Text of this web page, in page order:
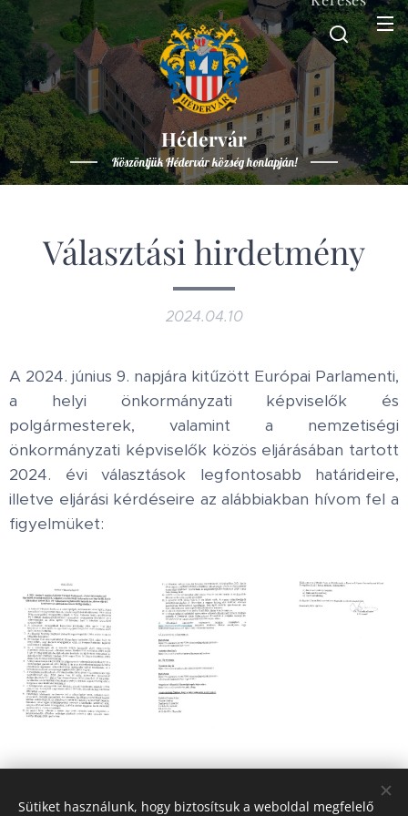
Hédervár
Köszöntjük Hédervár község honlapján!
Választási hirdetmény
2024.04.10
A 2024. június 9. napjára kitűzött Európai Parlamenti,
a helyi önkormányzati képviselők és
polgármesterek, valamint a nemzetiségi
önkormányzati képviselők közös eljárásában tartott
2024. évi választások legfontosabb határideire,
illetve eljárási kérdéseire az alábbiakban hívom fel a
figyelmüket:
Sütiket használunk, hogy biztosítsuk a weboldal megfelelő